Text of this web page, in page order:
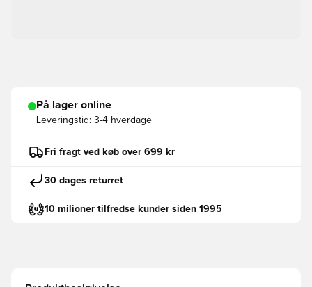
På lager online
Leveringstid: 3-4 hverdage
Fri fragt ved køb over 699 kr
30 dages returret
10 milioner tilfredse kunder siden 1995